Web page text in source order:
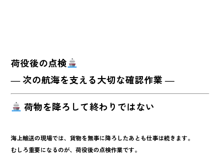
荷役後の点検
― 次の航海を支える大切な確認作業 ―
荷物を降ろして終わりではない
海上輸送の現場では、貨物を無事に降ろしたあとも仕事は続きます。
むしろ重要になるのが、荷役後の点検作業です。